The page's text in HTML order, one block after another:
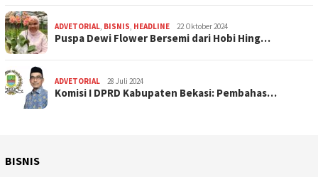
ADVETORIAL BISNIS HEADLINE 22 Oktober 2024
Puspa Dewi Flower Bersemi dari Hobi Hing…
ADVETORIAL 28 Juli 2024
Komisi I DPRD Kabupaten Bekasi: Pembahas…
BISNIS